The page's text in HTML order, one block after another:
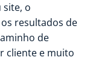
o
resultados de
de
cliente e muito